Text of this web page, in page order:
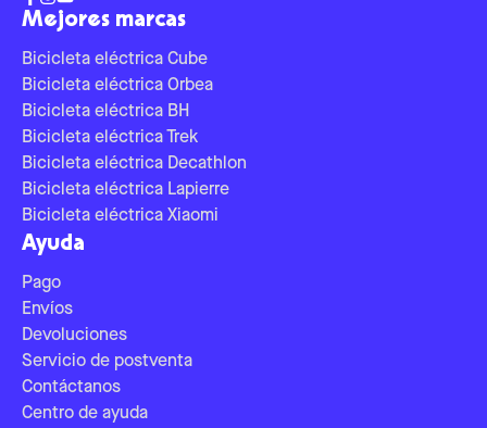
Mejores marcas
Bicicleta eléctrica Cube
Bicicleta eléctrica Orbea
Bicicleta eléctrica BH
Bicicleta eléctrica Trek
Bicicleta eléctrica Decathlon
Bicicleta eléctrica Lapierre
Bicicleta eléctrica Xiaomi
Ayuda
Pago
Envíos
Devoluciones
Servicio de postventa
Contáctanos
Centro de ayuda